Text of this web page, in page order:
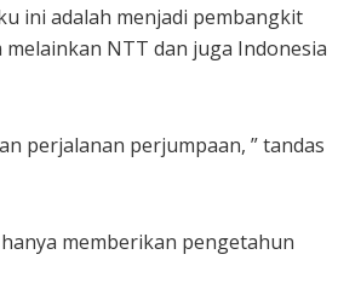
ini adalah menjadi pembangkit
NTT dan juga Indonesia
perjalanan perjumpaan, ” tandas
memberikan pengetahun